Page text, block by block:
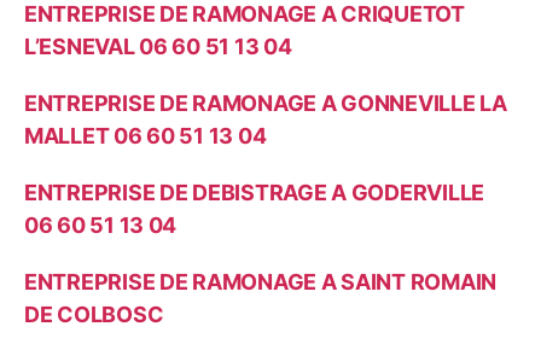
ENTREPRISE DE RAMONAGE A CRIQUETOT
L’ESNEVAL 06 60 51 13 04
ENTREPRISE DE RAMONAGE A GONNEVILLE LA
MALLET 06 60 51 13 04
ENTREPRISE DE DEBISTRAGE A GODERVILLE
06 60 51 13 04
ENTREPRISE DE RAMONAGE A SAINT ROMAIN
DE COLBOSC